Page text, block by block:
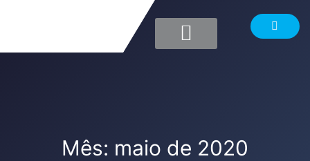
Mês: maio de 2020